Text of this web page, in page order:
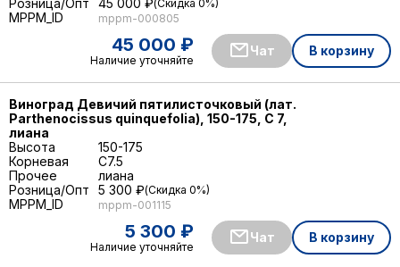
Розница/Опт
45 000 ₽ Скидка 0%
45 000 ₽
Наличие уточняйте
Чат В корзину
MPPM_ID mppm-000805
Виноград Девичий пятилисточковый (лат.
Parthenocissus quinquefolia), 150-175, С 7,
лиана
Высота
150-175
Корневая
C7.5
Прочее
лиана
Розница/Опт
5 300 ₽ Скидка 0%
5 300 ₽
Наличие уточняйте
Чат В корзину
MPPM_ID mppm-001115